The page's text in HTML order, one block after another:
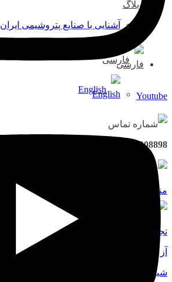
وبلاگ
آشنایی با صنایع پتروشیمی ایران
فارسی
English
021-91008898
منو
Youtube